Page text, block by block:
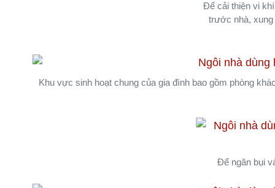
Để cải thiện vi
trước nhà, xung
Khu vực sinh hoạt chung của gia đình bao gồm phòng
Để ngăn bụi